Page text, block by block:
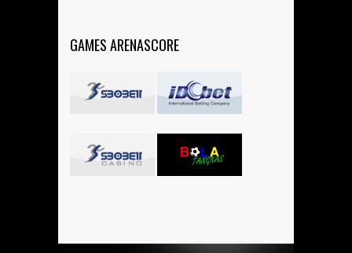
GAMES ARENASCORE